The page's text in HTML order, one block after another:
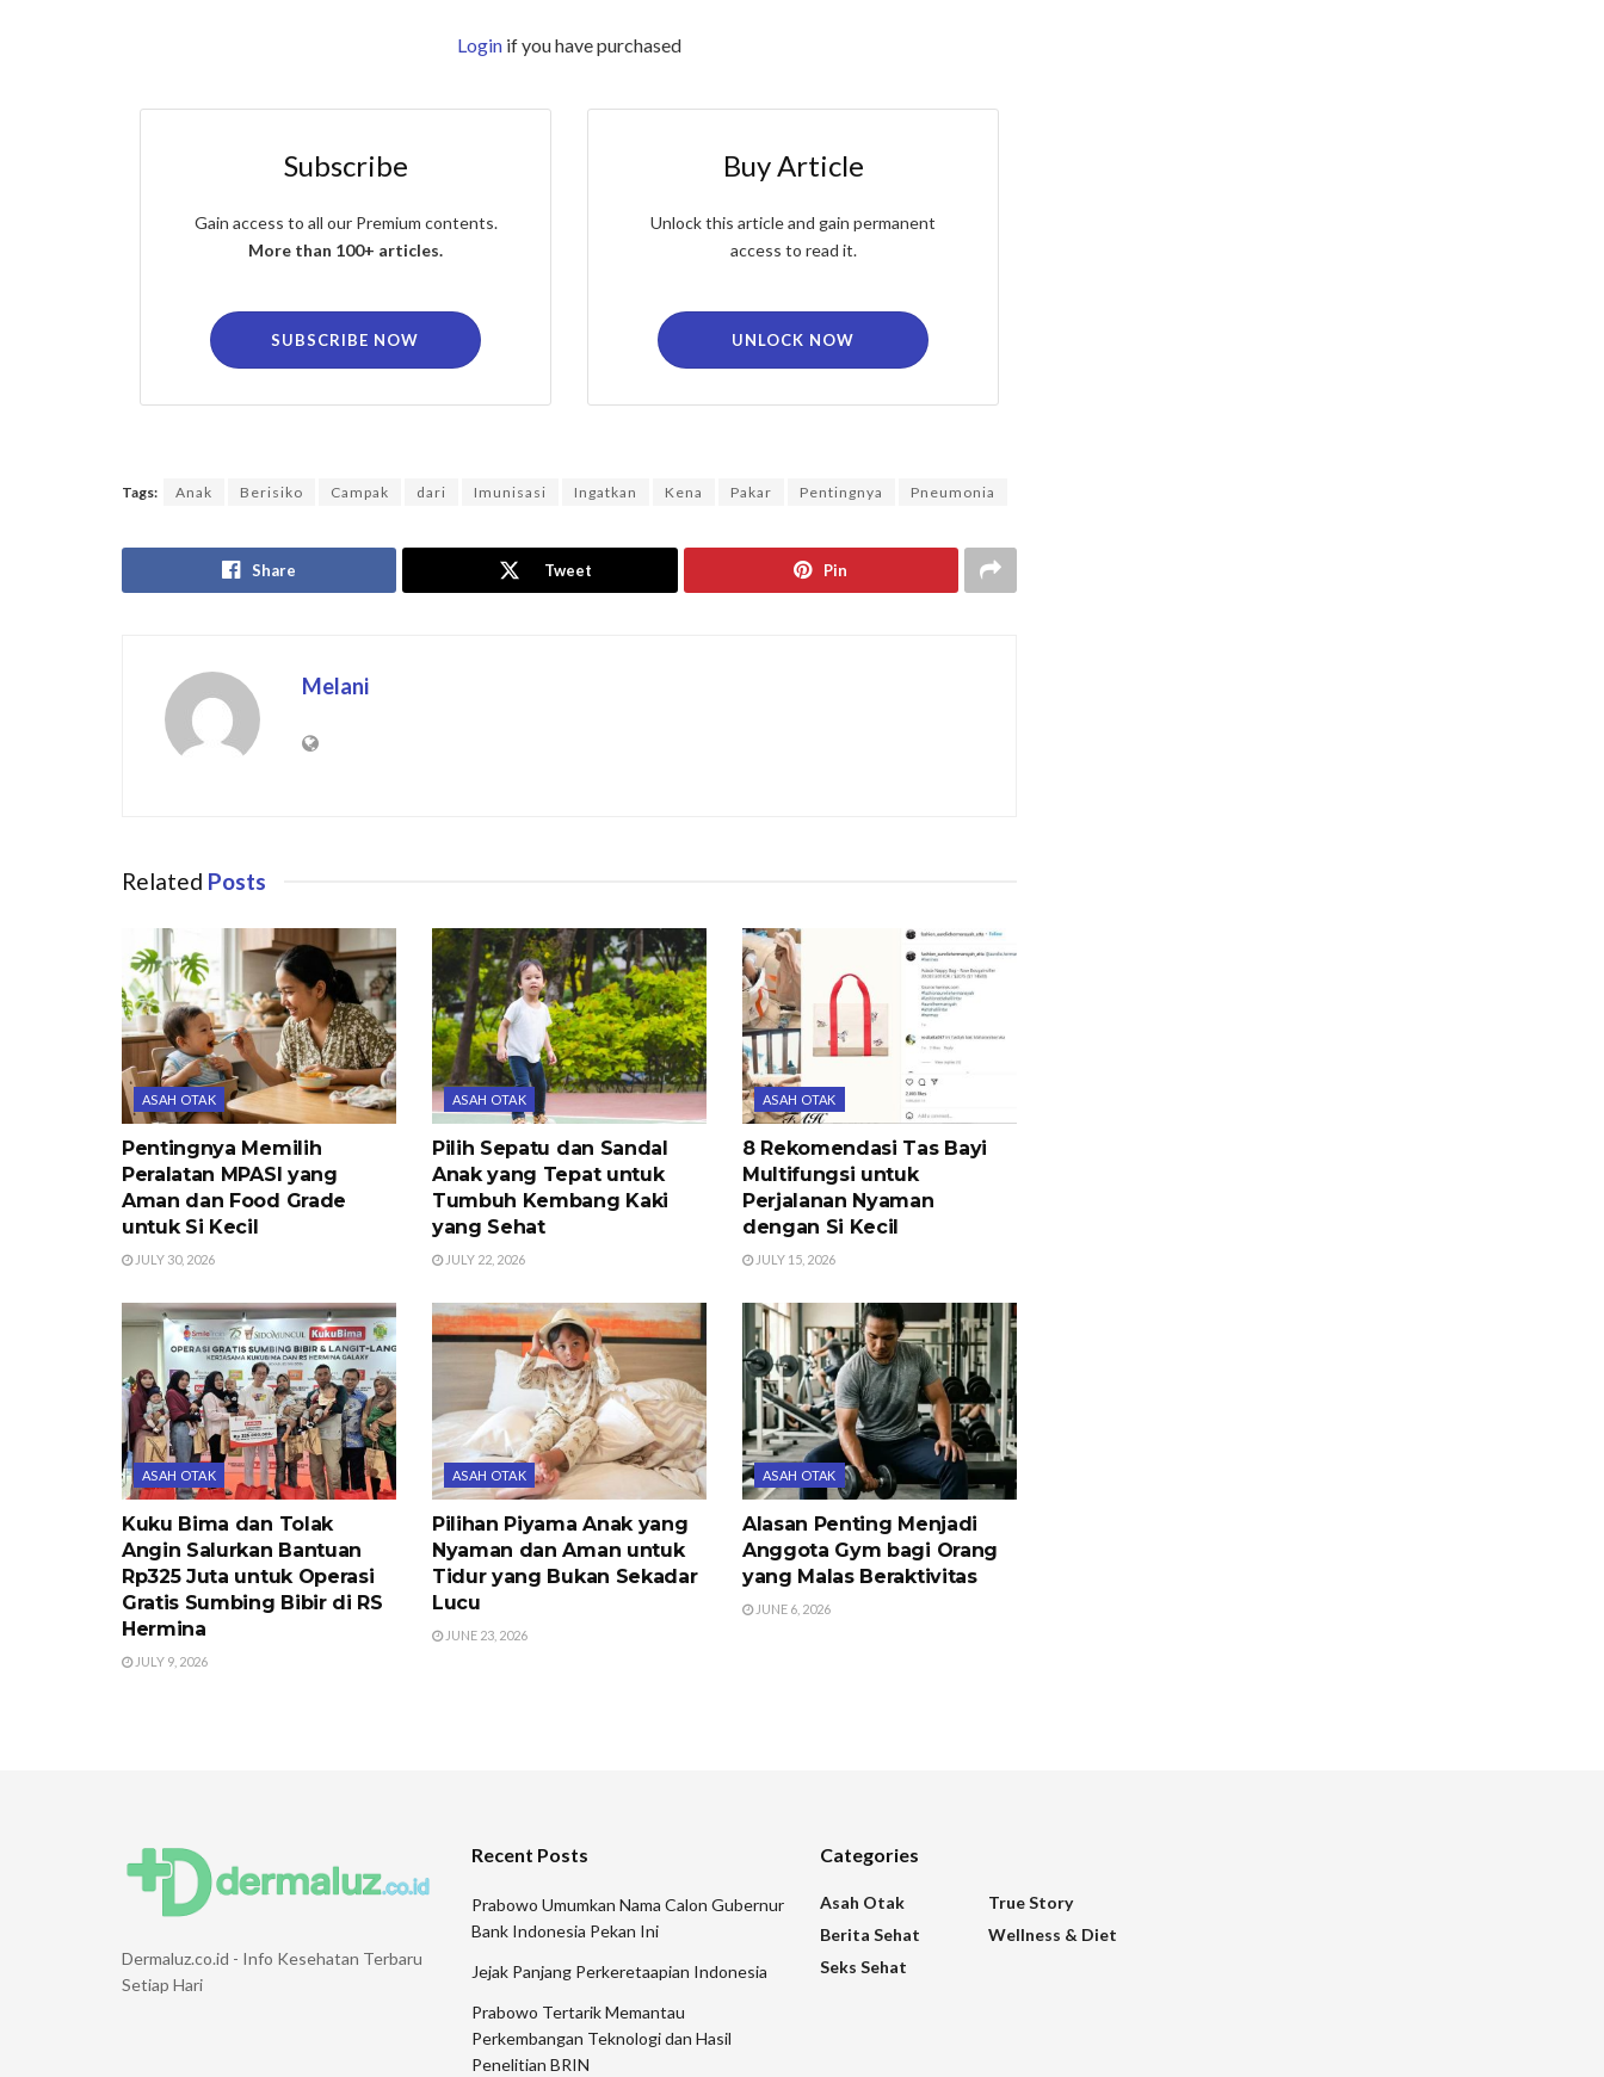
Login if you have purchased
Subscribe
Gain access to all our Premium contents.
More than 100+ articles.
SUBSCRIBE NOW
Buy Article
Unlock this article and gain permanent
access to read it.
UNLOCK NOW
Tags: Anak Berisiko Campak dari Imunisasi Ingatkan Kena Pakar Pentingnya Pneumonia
Share Tweet Pin
Melani
Related Posts
ASAH OTAK
Pentingnya Memilih
Peralatan MPASI yang
Aman dan Food Grade
untuk Si Kecil
JULY 30, 2026
ASAH OTAK
Pilih Sepatu dan Sandal
Anak yang Tepat untuk
Tumbuh Kembang Kaki
yang Sehat
JULY 22, 2026
ASAH OTAK
8 Rekomendasi Tas Bayi
Multifungsi untuk
Perjalanan Nyaman
dengan Si Kecil
JULY 15, 2026
ASAH OTAK
Kuku Bima dan Tolak
Angin Salurkan Bantuan
Rp325 Juta untuk Operasi
Gratis Sumbing Bibir di RS
Hermina
JULY 9, 2026
ASAH OTAK
Pilihan Piyama Anak yang
Nyaman dan Aman untuk
Tidur yang Bukan Sekadar
Lucu
JUNE 23, 2026
ASAH OTAK
Alasan Penting Menjadi
Anggota Gym bagi Orang
yang Malas Beraktivitas
JUNE 6, 2026
Dermaluz.co.id - Info Kesehatan Terbaru
Setiap Hari
Recent Posts
Prabowo Umumkan Nama Calon Gubernur
Bank Indonesia Pekan Ini
Jejak Panjang Perkeretaapian Indonesia
Prabowo Tertarik Memantau
Perkembangan Teknologi dan Hasil
Penelitian BRIN
Categories
Asah Otak
Berita Sehat
Seks Sehat
True Story
Wellness & Diet